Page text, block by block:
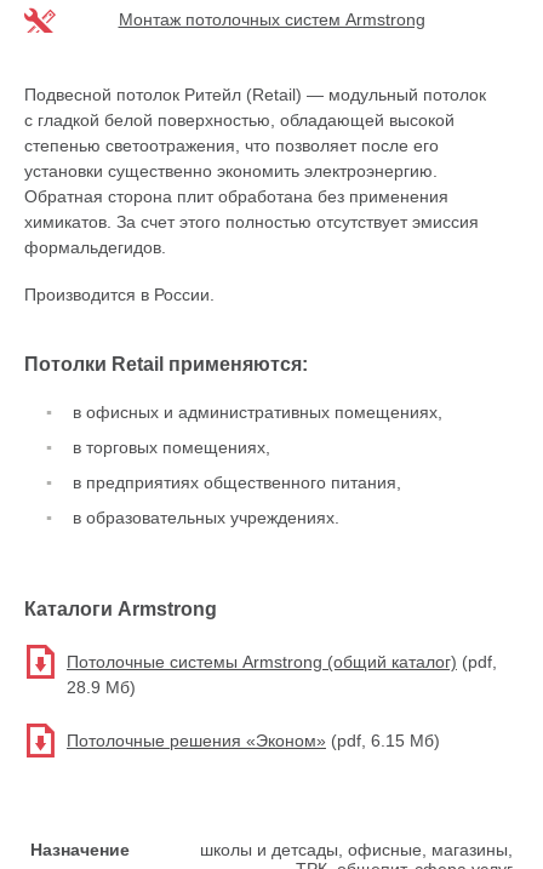
Монтаж потолочных систем Armstrong
Подвесной потолок Ритейл (Retail) — модульный потолок
с гладкой белой поверхностью, обладающей высокой
степенью светоотражения, что позволяет после его
установки существенно экономить электроэнергию.
Обратная сторона плит обработана без применения
химикатов. За счет этого полностью отсутствует эмиссия
формальдегидов.
Производится в России.
Потолки Retail применяются:
в офисныx и административных помещениях,
в торговых помещениях,
в предприятиях общественного питания,
в образовательных учреждениях.
Каталоги Armstrong
Потолочные системы Armstrong (общий каталог) (pdf,
28.9 Мб)
Потолочные решения «Эконом» (pdf, 6.15 Мб)
Назначение
школы и детсады, офисные, магазины,